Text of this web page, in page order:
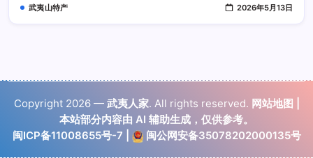
武夷山特产 2026年5月13日
Copyright 2026 — 武夷人家. All rights reserved. 网站地图
本站部分内容由 AI 辅助生成，仅供参考。
闽ICP备11008655号-7
闽公网安备35078202000135号